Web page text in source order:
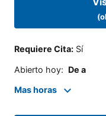
Requiere Cita: Sí
Abierto hoy: De a
Mas horas